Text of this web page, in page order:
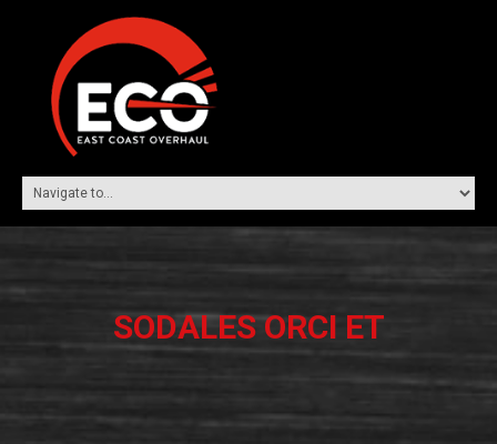
SODALES ORCI ET